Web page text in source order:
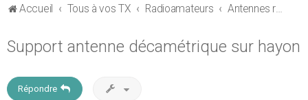
Accueil Tous à vos TX Radioamateurs Antennes radioamateurs
Support antenne décamétrique sur hayon
Répondre